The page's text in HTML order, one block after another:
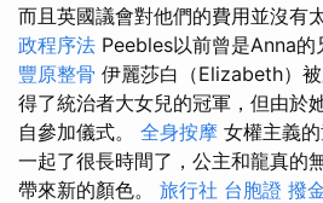
而且英國議會對他們的費用並沒有
政程序法 Peebles以前曾是Anna的
豐原整骨 伊麗莎白（Elizabeth）
得了統治者大女兒的冠軍，但由於
自參加儀式。 全身按摩 女權主義
一起了很長時間了，公主和龍真的
帶來新的顏色。 旅行社 台胞證 撥